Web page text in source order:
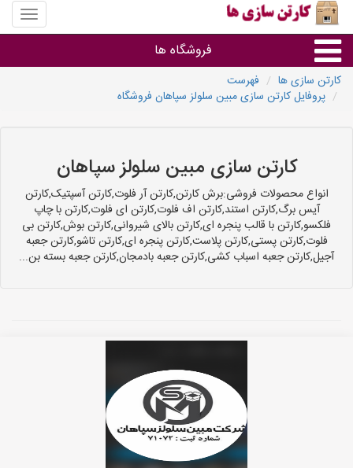
منوی
سایت
سازی
فروشگاه ها
کارتن جعبه
فروشنده های کارتن جعبه
کارتن سازی ها
فهرست
پروفایل کارتن سازی مبین سلولز سپاهان فروشگاه
کارتن سازی مبین سلولز سپاهان
انواع محصولات فروشی:برش کارتن,کارتن آر فلوت,کارتن آسپتیک,کارتن
آیس برگ,کارتن استند,کارتن اف فلوت,کارتن ای فلوت,کارتن با چاپ
فلکسو,کارتن با قالب پنجره ای,کارتن بالای شیروانی,کارتن بوش,کارتن بی
فلوت,کارتن پستی,کارتن پلاست,کارتن پنجره ای,کارتن تاشو,کارتن جعبه
آجیل,کارتن جعبه اسباب کشی,کارتن جعبه بادمجان,کارتن جعبه بسته بن...